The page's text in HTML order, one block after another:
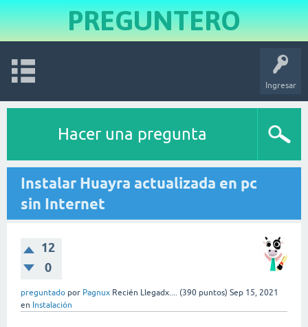
PREGUNTERO
Ingresar
Hacer una pregunta
Instalar Huayra actualizada en pc
sin Internet
12
0
preguntado por Pagnux Recién Llegadx.... (390 puntos) Sep 15, 2021
en Instalación